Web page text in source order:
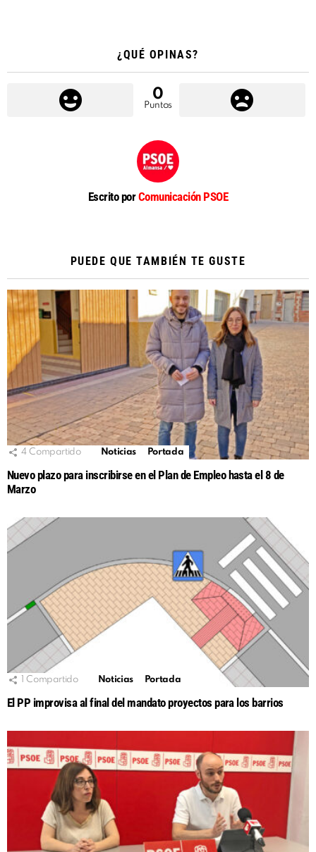
¿QUÉ OPINAS?
0
Puntos
Escrito porComunicación PSOE
PUEDE QUE TAMBIÉN TE GUSTE
4 Compartido Noticias Portada
Nuevo plazo para inscribirse en el Plan de Empleo hasta el 8 de
Marzo
Compartido Noticias Portada
El PP improvisa al final del mandato proyectos para los barrios